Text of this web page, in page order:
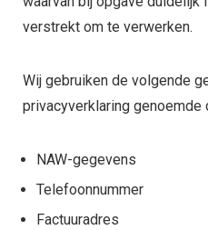
verstrekt om te verwerken.
Wij gebruiken de volgende
privacyverklaring genoemde
NAW-gegevens
Telefoonnummer
Factuuradres